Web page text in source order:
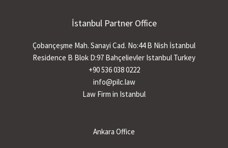
İstanbul Partner Office
Çobançeşme Mah. Sanayi Cad. No:44 B Nish İstanbul
Residence B Blok D:97 Bahçelievler Istanbul Turkey
+90 536 038 0222
info@pilc.law
Law Firm in Istanbul
Ankara Office